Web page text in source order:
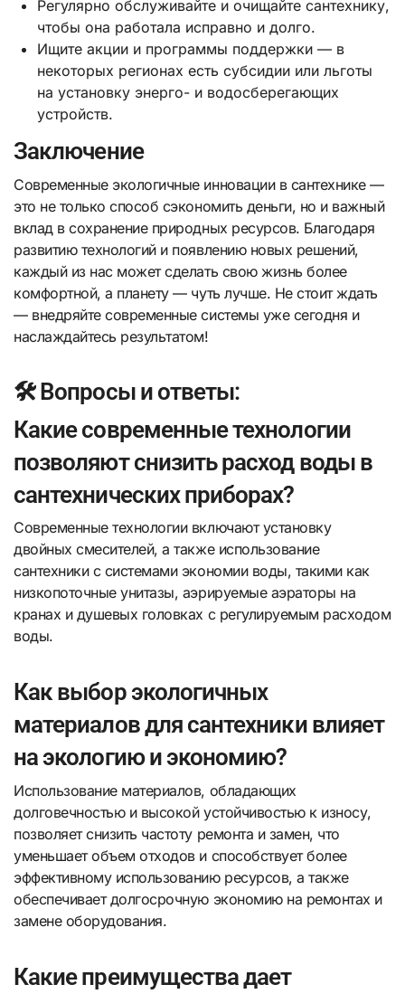
Регулярно обслуживайте и очищайте сантехнику,
чтобы она работала исправно и долго.
Ищите акции и программы поддержки — в
некоторых регионах есть субсидии или льготы
на установку энерго- и водосберегающих
устройств.
Заключение
Современные экологичные инновации в сантехнике —
это не только способ сэкономить деньги, но и важный
вклад в сохранение природных ресурсов. Благодаря
развитию технологий и появлению новых решений,
каждый из нас может сделать свою жизнь более
комфортной, а планету — чуть лучше. Не стоит ждать
— внедряйте современные системы уже сегодня и
наслаждайтесь результатом!
🛠️ Вопросы и ответы:
Какие современные технологии
позволяют снизить расход воды в
сантехнических приборах?
Современные технологии включают установку
двойных смесителей, а также использование
сантехники с системами экономии воды, такими как
низкопоточные унитазы, аэрируемые аэраторы на
кранах и душевых головках с регулируемым расходом
воды.
Как выбор экологичных
материалов для сантехники влияет
на экологию и экономию?
Использование материалов, обладающих
долговечностью и высокой устойчивостью к износу,
позволяет снизить частоту ремонта и замен, что
уменьшает объем отходов и способствует более
эффективному использованию ресурсов, а также
обеспечивает долгосрочную экономию на ремонтах и
замене оборудования.
Какие преимущества дает